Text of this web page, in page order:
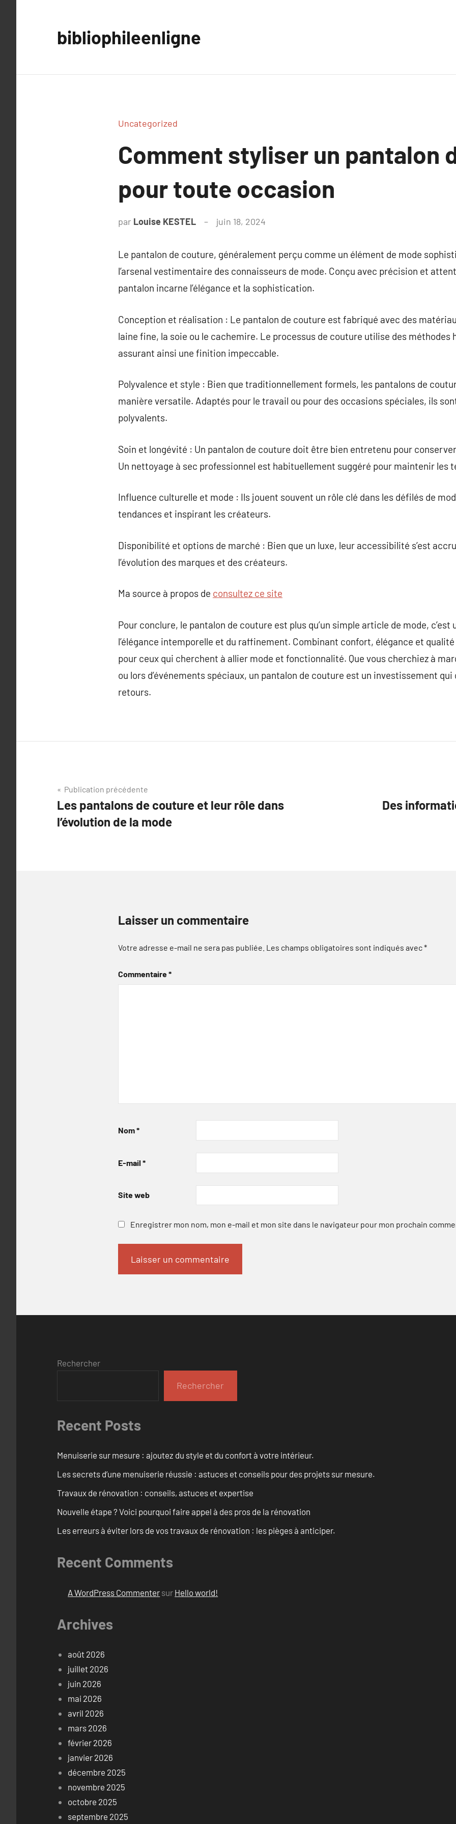
bibliophileenligne
Uncategorized
Comment styliser un pantalon
pour toute occasion
par Louise KESTEL juin 18, 2024
Le pantalon de couture, généralement perçu comme un élément de mode
l’arsenal vestimentaire des connaisseurs de mode. Conçu avec précision et
pantalon incarne l’élégance et la sophistication.
Conception et réalisation : Le pantalon de couture est fabriqué avec des
laine fine, la soie ou le cachemire. Le processus de couture utilise des méthodes
assurant ainsi une finition impeccable.
Polyvalence et style : Bien que traditionnellement formels, les pantalons de
manière versatile. Adaptés pour le travail ou pour des occasions spéciales, ils
polyvalents.
Soin et longévité : Un pantalon de couture doit être bien entretenu pour
Un nettoyage à sec professionnel est habituellement suggéré pour maintenir les
Influence culturelle et mode : Ils jouent souvent un rôle clé dans les défilés de
tendances et inspirant les créateurs.
Disponibilité et options de marché : Bien que un luxe, leur accessibilité s’est
l’évolution des marques et des créateurs.
Ma source à propos de consultez ce site
Pour conclure, le pantalon de couture est plus qu’un simple article de mode, c’est
l’élégance intemporelle et du raffinement. Combinant confort, élégance et
pour ceux qui cherchent à allier mode et fonctionnalité. Que vous cherchiez à
ou lors d’événements spéciaux, un pantalon de couture est un investissement
retours.
Navigation
de
l’article
Publication précédente
Les pantalons de couture et leur rôle dans
l’évolution de la mode
Des
Laisser un commentaire
Votre adresse e-mail ne sera pas publiée. Les champs obligatoires sont indiqués avec*
Commentaire*
Nom*
E-mail *
Site web
Enregistrer mon nom, mon e-mail et mon site dans le navigateur pour mon prochain
Rechercher
Rechercher
Recent Posts
Menuiserie sur mesure : ajoutez du style et du confort à votre intérieur.
Les secrets d’une menuiserie réussie : astuces et conseils pour des projets sur mesure.
Travaux de rénovation : conseils, astuces et expertise
Nouvelle étape ? Voici pourquoi faire appel à des pros de la rénovation
Les erreurs à éviter lors de vos travaux de rénovation : les pièges à anticiper.
Recent Comments
A WordPress Commenter sur Hello world!
Archives
août 2026
juillet 2026
juin 2026
mai 2026
avril 2026
mars 2026
février 2026
janvier 2026
décembre 2025
novembre 2025
octobre 2025
septembre 2025